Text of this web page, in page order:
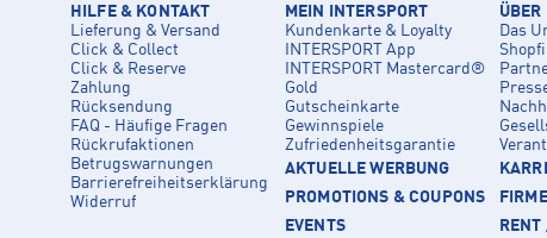
HILFE & KONTAKT
Lieferung & Versand
Click & Collect
Click & Reserve
Zahlung
Rücksendung
FAQ - Häufige Fragen
Rückrufaktionen
Betrugswarnungen
Barrierefreiheitserklärung
Widerruf
MEIN INTERSPORT
Kundenkarte & Loyalty
INTERSPORT App
INTERSPORT Mastercard®
Gold
Gutscheinkarte
Gewinnspiele
Zufriedenheitsgarantie
AKTUELLE WERBUNG
PROMOTIONS & COUPONS
EVENTS
ÜBER
Das
RENT